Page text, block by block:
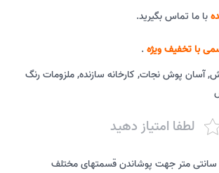
با ما تماس بگیرید.
با تخفیف ویژه .
,آسان پوش نجات, کارخانه سازنده,ملزومات رنگ
لطفا امتیاز دهید
آسان پوشش کاور 90 سانتی متر جهت پوشاندن قسمتهای مختلف